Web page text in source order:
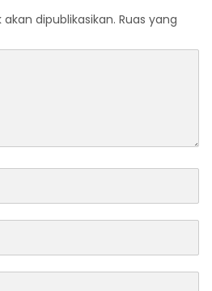
dipublikasikan. Ruas yang